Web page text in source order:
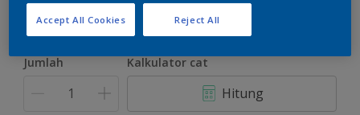
2.5 L
Jumlah Kalkulator cat
Hitung
Reject All
Accept All Cookies